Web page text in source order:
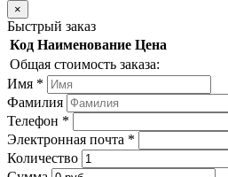
×
Быстрый заказ
Код Наименование Цена
Общая стоимость заказа:
Имя *
Фамилия
Телефон *
Электронная почта *
Количество